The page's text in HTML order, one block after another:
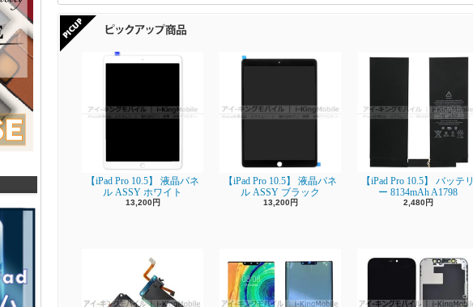
【iPad Pro 10.5】 液晶パネ
ル ASSY ホワイト
13,200円
【iPad Pro 10.5】 液晶パネ
ル ASSY ブラック
13,200円
【iPad Pro 10.5】 バッテリ
ー 8134mAh A1798
2,480円